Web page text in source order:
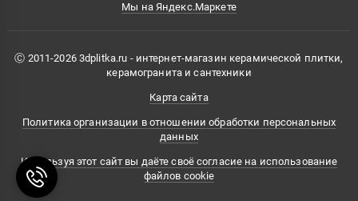
Мы на Яндекс.Маркете
Ⓒ 2011-2026 3dplitka.ru - интернет-магазин керамической плитки,
керамогранита и сантехники
Карта сайта
Политика организации в отношении обработки персональных
данных
Используя этот сайт вы даёте своё согласие на использование
файлов cookie